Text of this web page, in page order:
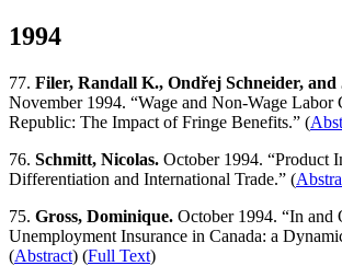
1994
77. Filer, Randall K., Ondřej Schneider, and
November 1994. “Wage and Non-Wage Labor
Republic: The Impact of Fringe Benefits.” (
76. Schmitt, Nicolas. October 1994. “Product
Differentiation and International Trade.” (
75. Gross, Dominique. October 1994. “In and
Unemployment Insurance in Canada: a
(Abstract) (Full Text)